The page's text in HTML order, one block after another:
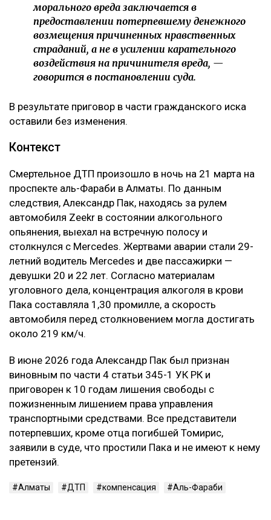
морального вреда заключается в
предоставлении потерпевшему денежного
возмещения причиненных нравственных
страданий, а не в усилении карательного
воздействия на причинителя вреда, —
говорится в постановлении суда.
В результате приговор в части гражданского иска
оставили без изменения.
Контекст
Смертельное ДТП произошло в ночь на 21 марта на
проспекте аль-Фараби в Алматы. По данным
следствия, Александр Пак, находясь за рулем
автомобиля Zeekr в состоянии алкогольного
опьянения, выехал на встречную полосу и
столкнулся с Mercedes. Жертвами аварии стали 29-
летний водитель Mercedes и две пассажирки —
девушки 20 и 22 лет. Согласно материалам
уголовного дела, концентрация алкоголя в крови
Пака составляла 1,30 промилле, а скорость
автомобиля перед столкновением могла достигать
около 219 км/ч.
В июне 2026 года Александр Пак был признан
виновным по части 4 статьи 345-1 УК РК и
приговорен к 10 годам лишения свободы с
пожизненным лишением права управления
транспортными средствами. Все представители
потерпевших, кроме отца погибшей Томирис,
заявили в суде, что простили Пака и не имеют к нему
претензий.
Алматы ДТП компенсация Аль-Фараби